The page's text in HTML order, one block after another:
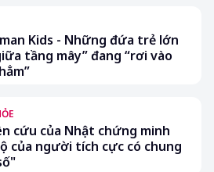
Kids - Những đứa trẻ lớn
tầng mây” đang “rơi vào
cứu của Nhật chứng minh
của người tích cực có chung